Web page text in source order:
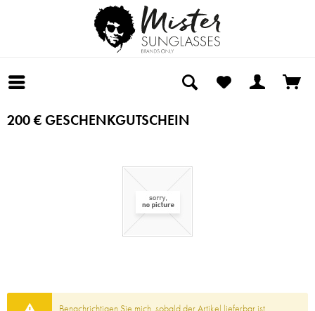
200 € GESCHENKGUTSCHEIN